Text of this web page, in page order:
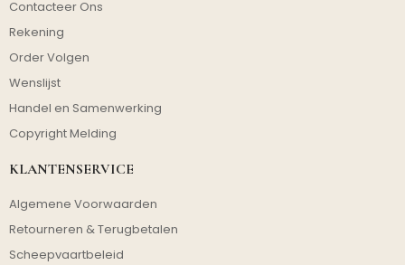
Contacteer Ons
Rekening
Order Volgen
Wenslijst
Handel en Samenwerking
Copyright Melding
KLANTENSERVICE
Algemene Voorwaarden
Retourneren & Terugbetalen
Scheepvaartbeleid